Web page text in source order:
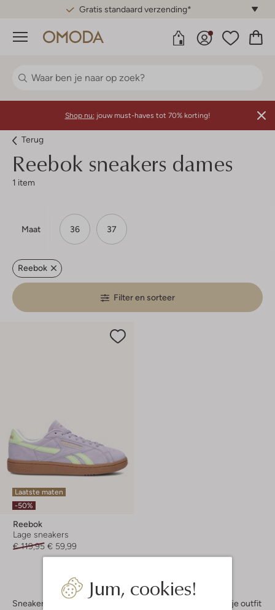
Gratis standaard verzending*
Menu
Jum, cookies!
Shop nu: jouw must-haves tot 70% korting!
Terug
Reebok sneakers dames
1 item
Maat 36 37
Reebok
Filter en sorteer
Laatste maten
-50%
Reebok
Lage sneakers
€ 119,95 € 59,99
Sneakers zijn dé must-haves voor in je kledingkast. Maak je outfit